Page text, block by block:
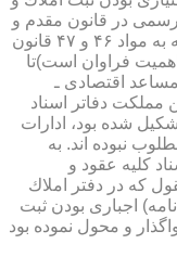
رسمی در قانون مقدم و
اجباری شدن آن در قانون موخر است. (توجه به مواد ۴۶ و ۴۷ قانون
زمینه حائز اهمیت فراوان است)تا
اقتصادی ـ
مملكت دفاتر اسناد
شده بود، ادارات
نبوده اند. به
دو مورد (۱ـ ثبت اسناد كلیه عقود و
كه در دفتر املاك
نامه) اجباری بودن ثبت
و محول نموده بود